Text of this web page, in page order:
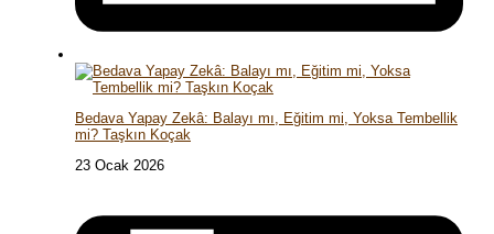
Bedava Yapay Zekâ: Balayı mı, Eğitim mi, Yoksa Tembellik
mi? Taşkın Koçak
23 Ocak 2026